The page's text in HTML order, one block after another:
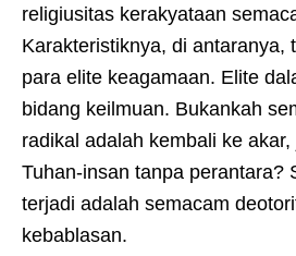
religiusitas kerakyataan
Karakteristiknya, di antaranya,
para elite keagamaan. Elite
bidang keilmuan. Bukankah
radikal adalah kembali ke
Tuhan-insan tanpa perantara?
terjadi adalah semacam
kebablasan.